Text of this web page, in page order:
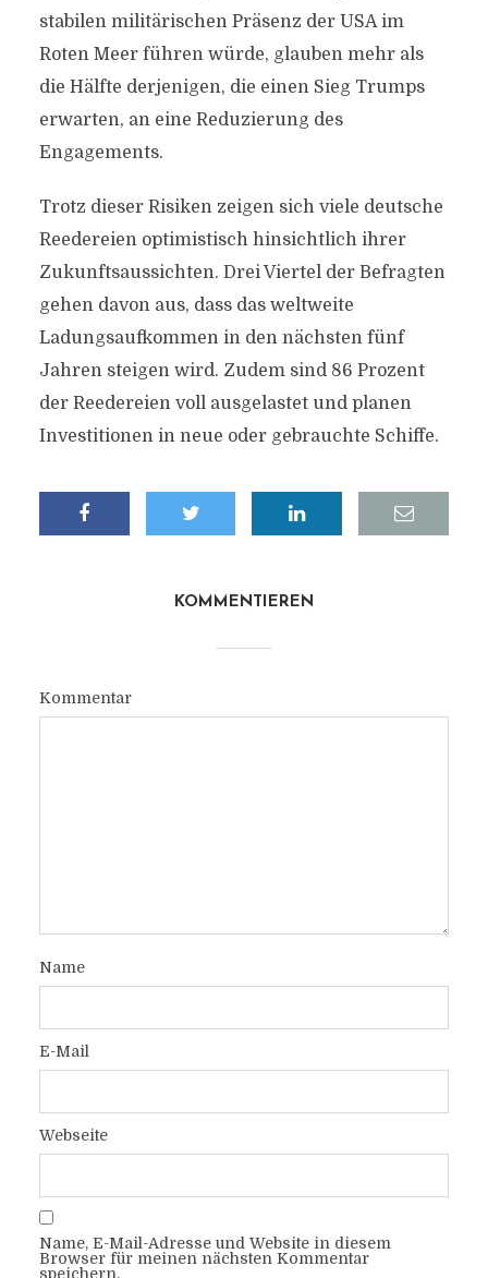
stabilen militärischen Präsenz der USA im
Roten Meer führen würde, glauben mehr als
die Hälfte derjenigen, die einen Sieg Trumps
erwarten, an eine Reduzierung des
Engagements.
Trotz dieser Risiken zeigen sich viele deutsche
Reedereien optimistisch hinsichtlich ihrer
Zukunftsaussichten. Drei Viertel der Befragten
gehen davon aus, dass das weltweite
Ladungsaufkommen in den nächsten fünf
Jahren steigen wird. Zudem sind 86 Prozent
der Reedereien voll ausgelastet und planen
Investitionen in neue oder gebrauchte Schiffe.
KOMMENTIEREN
Kommentar
Name
E-Mail
Webseite
Name, E-Mail-Adresse und Website in diesem
Browser für meinen nächsten Kommentar
speichern.